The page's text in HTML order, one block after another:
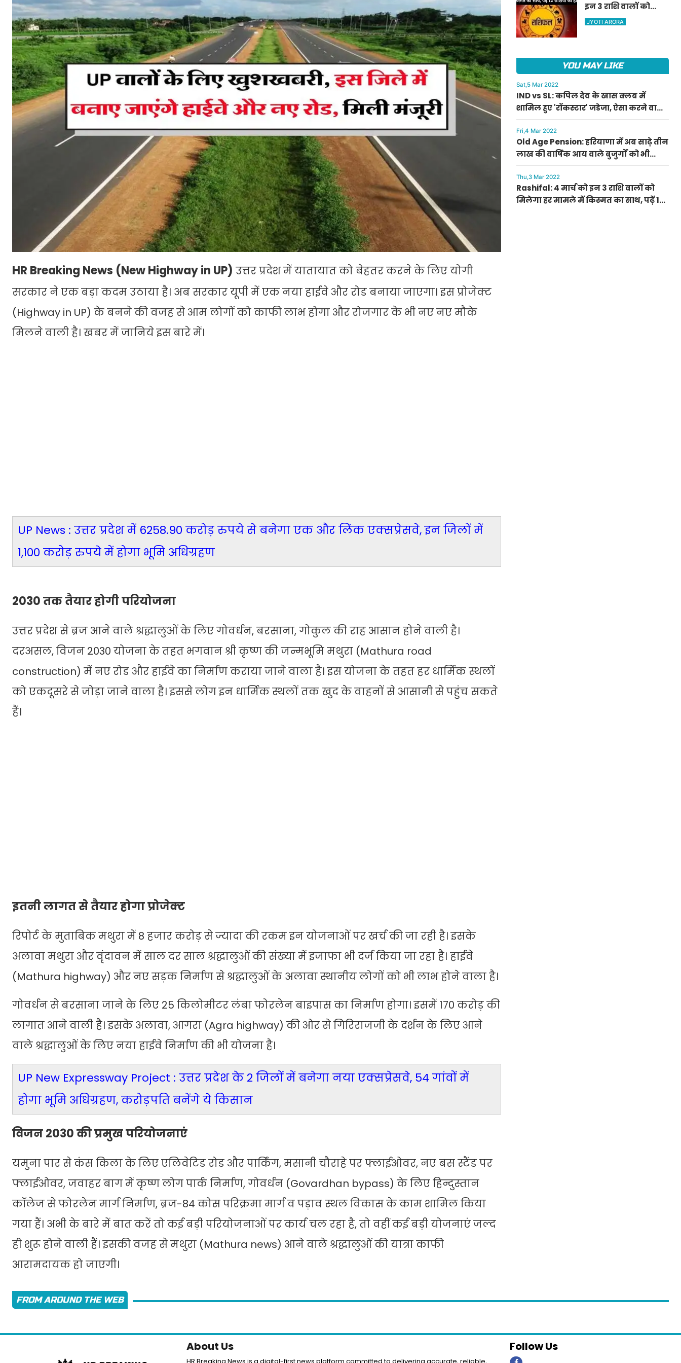
HR Breaking News (New Highway in UP) उत्तर प्रदेश में यातायात को बेहतर करने के लिए योगी
सरकार ने एक बड़ा कदम उठाया है। अब सरकार यूपी में एक नया हाईवे और रोड बनाया जाएगा। इस प्रोजेक्ट
(Highway in UP) के बनने की वजह से आम लोगों को काफी लाभ होगा और रोजगार के भी नए नए मौके
मिलने वाली है। खबर में जानिये इस बारे में।
UP News : उत्तर प्रदेश में 6258.90 करोड़ रुपये से बनेगा एक और लिंक एक्सप्रेसवे, इन जिलों में
1,100 करोड़ रुपये में होगा भूमि अधिग्रहण
2030 तक तैयार होगी परियोजना
उत्तर प्रदेश से ब्रज आने वाले श्रद्धालुओं के लिए गोवर्धन, बरसाना, गोकुल की राह आसान होने वाली है।
दरअसल, विजन 2030 योजना के तहत भगवान श्री कृष्ण की जन्मभूमि मथुरा (Mathura road
construction) में नए रोड और हाईवे का निर्माण कराया जाने वाला है। इस योजना के तहत हर धार्मिक स्थलों
को एकदूसरे से जोड़ा जाने वाला है। इससे लोग इन धार्मिक स्थलों तक खुद के वाहनों से आसानी से पहुंच सकते
हैं।
इतनी लागत से तैयार होगा प्रोजेक्ट
रिपोर्ट के मुताबिक मथुरा में 8 हजार करोड़ से ज्यादा की रकम इन योजनाओं पर खर्च की जा रही है। इसके
अलावा मथुरा और वृंदावन में साल दर साल श्रद्धालुओं की संख्या में इजाफा भी दर्ज किया जा रहा है। हाईवे
(Mathura highway) और नए सड़क निर्माण से श्रद्धालुओं के अलावा स्थानीय लोगों को भी लाभ होने वाला है।
गोवर्धन से बरसाना जाने के लिए 25 किलोमीटर लंबा फोरलेन बाइपास का निर्माण होगा। इसमें 170 करोड़ की
लागात आने वाली है। इसके अलावा, आगरा (Agra highway) की ओर से गिरिराजजी के दर्शन के लिए आने
वाले श्रद्धालुओं के लिए नया हाईवे निर्माण की भी योजना है।
UP New Expressway Project : उत्तर प्रदेश के 2 जिलों में बनेगा नया एक्सप्रेसवे, 54 गांवों में
होगा भूमि अधिग्रहण, करोड़पति बनेंगे ये किसान
विजन 2030 की प्रमुख परियोजनाएं
यमुना पार से कंस किला के लिए एलिवेटिड रोड और पार्किंग, मसानी चौराहे पर फ्लाईओवर, नए बस स्टैंड पर
फ्लाईओवर, जवाहर बाग में कृष्ण लोग पार्क निर्माण, गोवर्धन (Govardhan bypass) के लिए हिन्दुस्तान
कॉलेज से फोरलेन मार्ग निर्माण, ब्रज-84 कोस परिक्रमा मार्ग व पड़ाव स्थल विकास के काम शामिल किया
गया हैं। अभी के बारे में बात करें तो कई बड़ी परियोजनाओं पर कार्य चल रहा है, तो वहीं कई बड़ी योजनाएं जल्द
ही शुरू होने वाली हैं। इसकी वजह से मथुरा (Mathura news) आने वाले श्रद्धालुओं की यात्रा काफी
आरामदायक हो जाएगी।
ऐलान
इन 3 राशि वालों को
मिलेगा हर मामले में
JYOTI ARORA
YOU MAY LIKE
Sat,5 Mar 2022
IND vs SL: कपिल देव के खास क्लब में
शामिल हुए 'रॉकस्टार' जडेजा, ऐसा करने वाले
बने मात्र दूसरे भारतीय
Fri,4 Mar 2022
Old Age Pension: हरियाणा में अब साढ़े तीन
लाख की वार्षिक आय वाले बुजुर्गों को भी
मिलेगी बुढ़ापा पेंशन, सीएम मनोहर लाल का
ऐलान
Thu,3 Mar 2022
Rashifal: 4 मार्च को इन 3 राशि वालों को
मिलेगा हर मामले में किस्मत का साथ, पढ़ें 12
FROM AROUND THE WEB
About Us Follow Us